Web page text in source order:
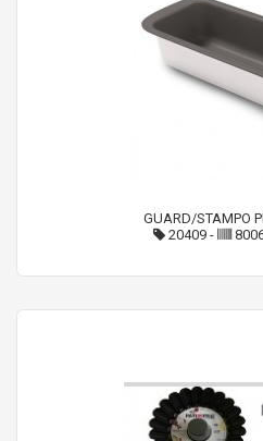
GUARD/STAMPO
20409 -